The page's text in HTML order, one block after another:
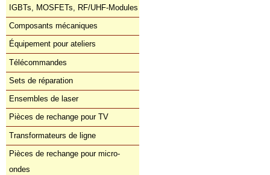
IGBTs, MOSFETs, RF/UHF-Modules
Composants mécaniques
Équipement pour ateliers
Télécommandes
Sets de réparation
Ensembles de laser
Pièces de rechange pour TV
Transformateurs de ligne
Pièces de rechange pour micro-
ondes